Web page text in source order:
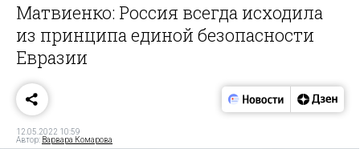
Матвиенко: Россия всегда исходила
из принципа единой безопасности
Евразии
12.05.2022 10:59
Автор: Варвара Комарова